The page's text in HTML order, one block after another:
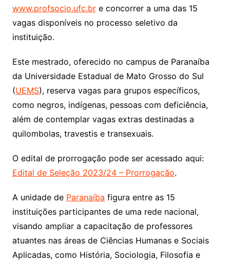
www.profsocio.ufc.bre concorrer a uma das 15
vagas disponíveis no processo seletivo da
instituição.
Este mestrado, oferecido no campus de Paranaíba
da Universidade Estadual de Mato Grosso do Sul
(UEMS), reserva vagas para grupos específicos,
como negros, indígenas, pessoas com deficiência,
além de contemplar vagas extras destinadas a
quilombolas, travestis e transexuais.
O edital de prorrogação pode ser acessado aqui:
Edital de Seleção 2023/24 – Prorrogação.
A unidade de Paranaíba figura entre as 15
instituições participantes de uma rede nacional,
visando ampliar a capacitação de professores
atuantes nas áreas de Ciências Humanas e Sociais
Aplicadas, como História, Sociologia, Filosofia e